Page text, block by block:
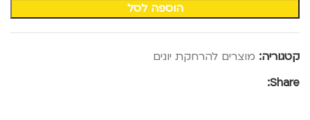
הוספה לסל
קטגוריה: מוצרים להרחקת יונים
Share: